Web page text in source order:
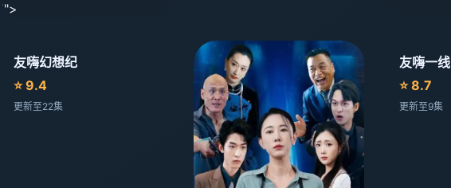
'">
友嗨幻想纪
⭐ 9.4
更新至22集
友嗨一线
⭐ 8.7
更新至9集